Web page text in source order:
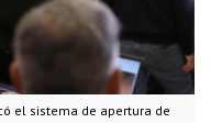
el sistema de apertura de